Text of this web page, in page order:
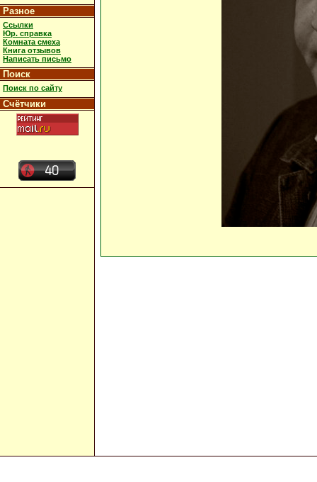
Разное
Ссылки
Юр. справка
Комната смеха
Книга отзывов
Написать письмо
Поиск
Поиск по сайту
Счётчики